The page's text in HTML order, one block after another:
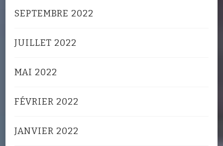
SEPTEMBRE 2022
JUILLET 2022
MAI 2022
FÉVRIER 2022
JANVIER 2022